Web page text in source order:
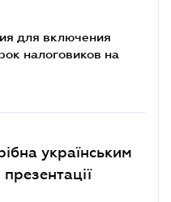
для включения
налоговиков на
українським